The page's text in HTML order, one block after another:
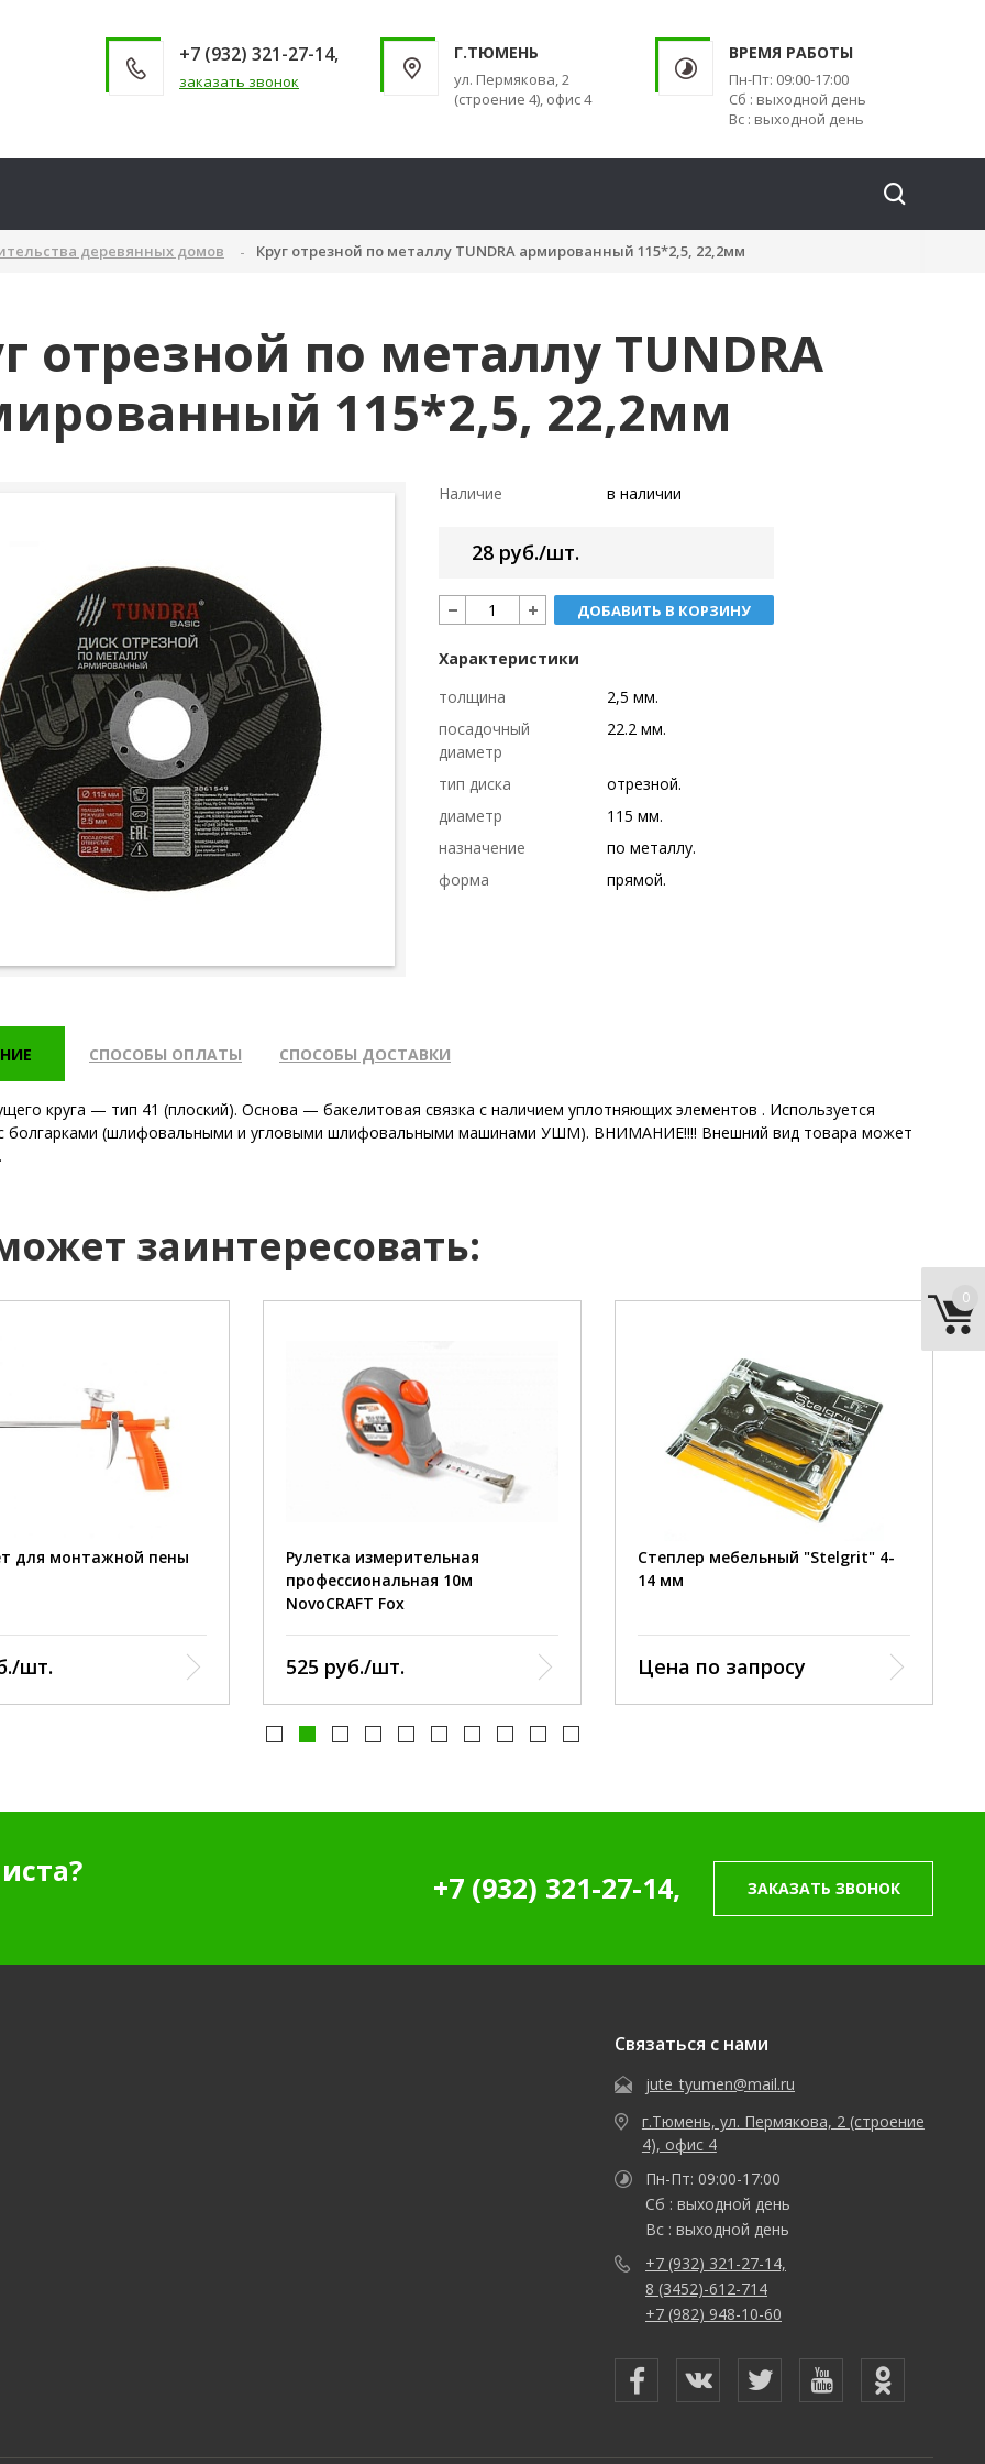
+7 (932) 321-27-14,
заказать звонок
Г.ТЮМЕНЬ
ул. Пермякова, 2
(строение 4), офис 4
ВРЕМЯ РАБОТЫ
Пн-Пт: 09:00-17:00
Сб : выходной день
Вс : выходной день
деревянных домов Круг отрезной по металлу TUNDRA армированный 115*2,5, 22,2мм
отрезной по металлу TUNDRA
115*2,5, 22,2мм
Наличие в наличии
28 руб./шт.
ДОБАВИТЬ В КОРЗИНУ
Характеристики
толщина
2,5 мм.
посадочный
диаметр
22.2 мм.
тип диска
отрезной.
диаметр
115 мм.
назначение
по металлу.
форма
прямой.
СПОСОБЫ ОПЛАТЫ СПОСОБЫ ДОСТАВКИ
круга — тип 41 (плоский). Основа — бакелитовая связка с наличием уплотняющих элементов . Используется
болгарками (шлифовальными и угловыми шлифовальными машинами УШМ). ВНИМАНИЕ!!!! Внешний вид товара может
заинтересовать:
для монтажной пены
механический.
пластик.
шт.
Рулетка измерительная
профессиональная 10м
NovoCRAFT Fox
рулетка
525 руб./шт.
Степлер мебельный "Stelgrit" 4-
14 мм
тип инструмента:
степлер.
тип скобы:
размер скобы:
Цена по запросу
+7 (932) 321-27-14, ЗАКАЗАТЬ ЗВОНОК
Связаться с нами
jute_tyumen@mail.ru
г.Тюмень, ул. Пермякова, 2 (строение
4), офис 4
Пн-Пт: 09:00-17:00
Сб : выходной день
Вс : выходной день
+7 (932) 321-27-14,
8 (3452)-612-714
+7 (982) 948-10-60
0